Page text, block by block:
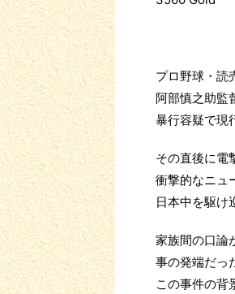
プロ野球・読
阿部慎之助監
暴行容疑で現
その直後に電
衝撃的なニュ
日本中を駆け
家族間の口論
事の発端だっ
この事件の背